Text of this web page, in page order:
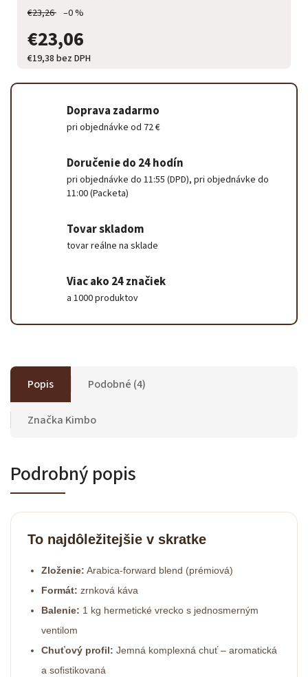
€23,26 –0 %
€23,06
€19,38 bez DPH
Doprava zadarmo
pri objednávke od 72 €
Doručenie do 24 hodín
pri objednávke do 11:55 (DPD), pri objednávke do
11:00 (Packeta)
Tovar skladom
tovar reálne na sklade
Viac ako 24 značiek
a 1000 produktov
Popis Podobné (4)
Značka Kimbo
Podrobný popis
To najdôležitejšie v skratke
Zloženie: Arabica-forward blend (prémiová)
Formát: zrnková káva
Balenie: 1 kg hermetické vrecko s jednosmerným
ventilom
Chuťový profil: Jemná komplexná chuť – aromatická
a sofistikovaná